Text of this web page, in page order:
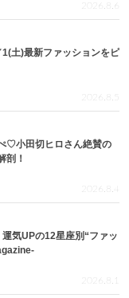
2026.8.6
1(土)最新ファッションをピ
2026.8.5
♡小田切ヒロさん絶賛の
剖！
2026.8.4
気UPの12星座別“ファッ
2026.8.1